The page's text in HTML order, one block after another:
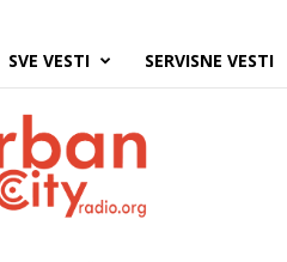
SVE VESTI SERVISNE VESTI